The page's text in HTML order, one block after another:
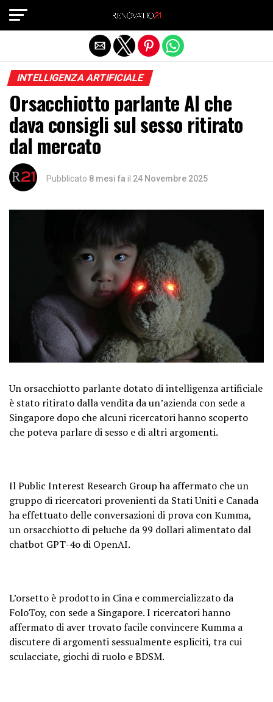
INTELLIGENZA ARTIFICIALE
Orsacchiotto parlante AI che
dava consigli sul sesso ritirato
dal mercato
Pubblicato 8 mesi fa il 24 Novembre 2025
Un orsacchiotto parlante dotato di intelligenza artificiale
è stato ritirato dalla vendita da un’azienda con sede a
Singapore dopo che alcuni ricercatori hanno scoperto
che poteva parlare di sesso e di altri argomenti.
Il Public Interest Research Group ha affermato che un
gruppo di ricercatori provenienti da Stati Uniti e Canada
ha effettuato delle conversazioni di prova con Kumma,
un orsacchiotto di peluche da 99 dollari alimentato dal
chatbot GPT-4o di OpenAI.
L’orsetto è prodotto in Cina e commercializzato da
FoloToy, con sede a Singapore. I ricercatori hanno
affermato di aver trovato facile convincere Kumma a
discutere di argomenti sessualmente espliciti, tra cui
sculacciate, giochi di ruolo e BDSM.
Exit mobile version